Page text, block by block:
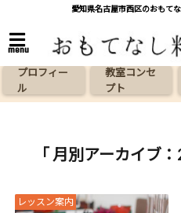
愛知県名古屋市西区のおもて
menu
プロフィー
ル
教室コンセ
プト
「 月別アーカイブ
レッスン案内